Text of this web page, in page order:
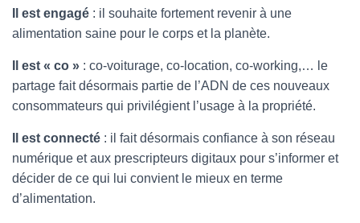
Il est engagé : il souhaite fortement revenir à une
alimentation saine pour le corps et la planète.
Il est « co » : co-voiturage, co-location, co-working,… le
partage fait désormais partie de l’ADN de ces nouveaux
consommateurs qui privilégient l’usage à la propriété.
Il est connecté : il fait désormais confiance à son réseau
numérique et aux prescripteurs digitaux pour s’informer et
décider de ce qui lui convient le mieux en terme
d’alimentation.